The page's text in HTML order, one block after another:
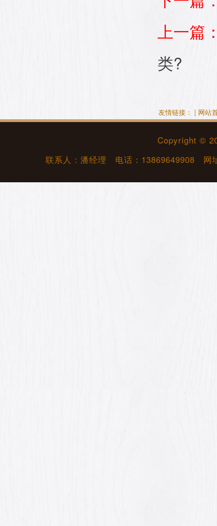
上一篇
类?
友情链接： | 网站
Copyright ©
联系人：潘经理 电话： 13869649908 网